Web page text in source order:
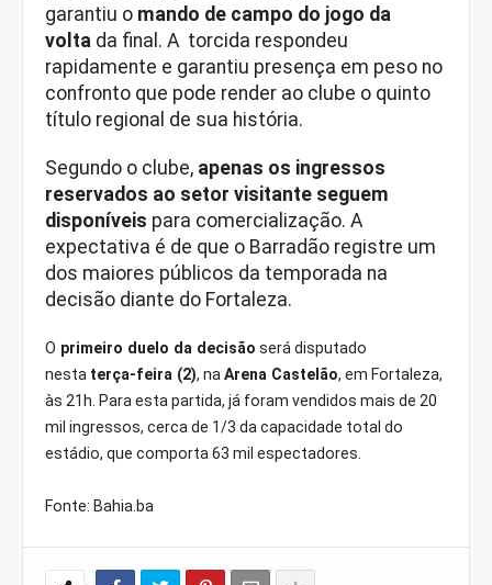
garantiu o mando de campo do jogo da
volta da final. A torcida respondeu
rapidamente e garantiu presença em peso no
confronto que pode render ao clube o quinto
título regional de sua história.
Segundo o clube, apenas os ingressos
reservados ao setor visitante seguem
disponíveis para comercialização. A
expectativa é de que o Barradão registre um
dos maiores públicos da temporada na
decisão diante do Fortaleza.
O primeiro duelo da decisão será disputado
nesta terça-feira (2), na Arena Castelão, em Fortaleza,
às 21h. Para esta partida, já foram vendidos mais de 20
mil ingressos, cerca de 1/3 da capacidade total do
estádio, que comporta 63 mil espectadores.
Fonte: Bahia.ba